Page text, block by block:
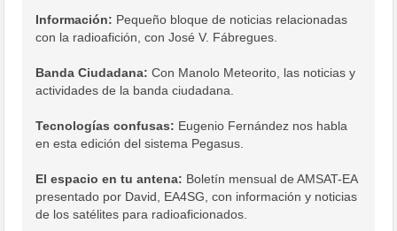
Información: Pequeño bloque de noticias relacionadas
con la radioafición, con José V. Fábregues.
Banda Ciudadana: Con Manolo Meteorito, las noticias y
actividades de la banda ciudadana.
Tecnologías confusas: Eugenio Fernández nos habla
en esta edición del sistema Pegasus.
El espacio en tu antena: Boletín mensual de AMSAT-EA
presentado por David, EA4SG, con información y noticias
de los satélites para radioaficionados.